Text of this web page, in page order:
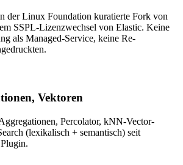
der Linux Foundation kuratierte Fork von
SSPL-Lizenzwechsel von Elastic. Keine
als Managed-Service, keine Re-
Vektoren
Percolator, kNN-Vector-
(lexikalisch + semantisch) seit